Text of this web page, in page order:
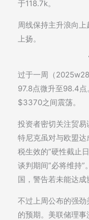
于118.7k。
周线保持主升浪向
上扬。
过于一周（
97.8点微升至98.4
$3370之间震荡。
投资者密切关注贸易
特尼克虽对与欧盟
税生效的”硬性截止
谈判期间”必将维持
国，警告若未能达成
不过上周公布的强
的预期。美联储理